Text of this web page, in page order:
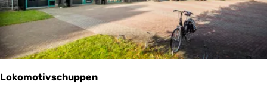
u
u
n
t
h
Lokomotivschuppen